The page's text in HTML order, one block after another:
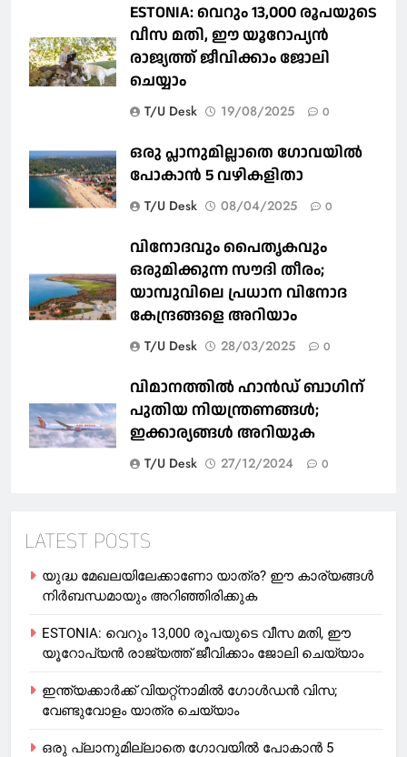
ESTONIA: വെറും 13,000 രൂപയുടെ
വീസ മതി, ഈ യൂറോപ്യന്‍
രാജ്യത്ത് ജീവിക്കാം ജോലി
ചെയ്യാം
T/U Desk 19/08/2025 0
ഒരു പ്ലാനുമില്ലാതെ ഗോവയില്‍
പോകാൻ 5 വഴികളിതാ
T/U Desk 08/04/2025 0
വിനോദവും പൈതൃകവും
ഒരുമിക്കുന്ന സൗദി തീരം;
യാമ്പുവിലെ പ്രധാന വിനോദ
കേന്ദ്രങ്ങളെ അറിയാം
T/U Desk 28/03/2025 0
വിമാനത്തിൽ ഹാൻഡ് ബാഗിന്
പുതിയ നിയന്ത്രണങ്ങൾ;
ഇക്കാര്യങ്ങൾ അറിയുക
T/U Desk 27/12/2024 0
LATEST POSTS
യുദ്ധ മേഖലയിലേക്കാണോ യാത്ര? ഈ കാര്യങ്ങള്‍
നിര്‍ബന്ധമായും അറിഞ്ഞിരിക്കുക
ESTONIA: വെറും 13,000 രൂപയുടെ വീസ മതി, ഈ
യൂറോപ്യന്‍ രാജ്യത്ത് ജീവിക്കാം ജോലി ചെയ്യാം
ഇന്ത്യക്കാർക്ക് വിയറ്റ്‌നാമില്‍ ഗോള്‍ഡന്‍ വിസ;
വേണ്ടുവോളം യാത്ര ചെയ്യാം
ഒരു പ്ലാനുമില്ലാതെ ഗോവയില്‍ പോകാൻ 5